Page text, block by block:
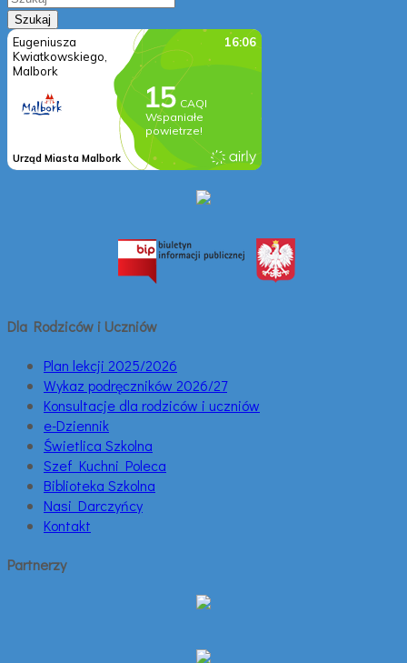
Dla Rodziców i Uczniów
Plan lekcji 2025/2026
Wykaz podręczników 2026/27
Konsultacje dla rodziców i uczniów
e-Dziennik
Świetlica Szkolna
Szef Kuchni Poleca
Biblioteka Szkolna
Nasi Darczyńcy
Kontakt
Partnerzy